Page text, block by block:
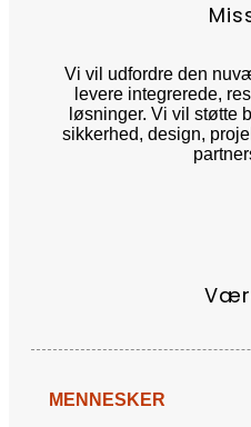
Vi vil udfordre den
levere integrerede,
løsninger. Vi vil støtte
sikkerhed, design,
MENNESKER